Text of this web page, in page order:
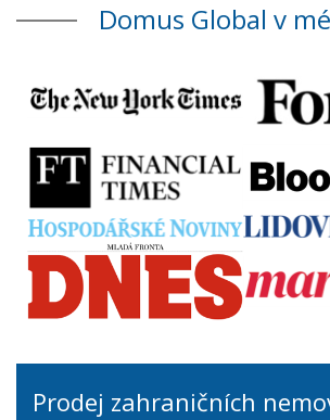
Domus Global v
Prodej zahraničních